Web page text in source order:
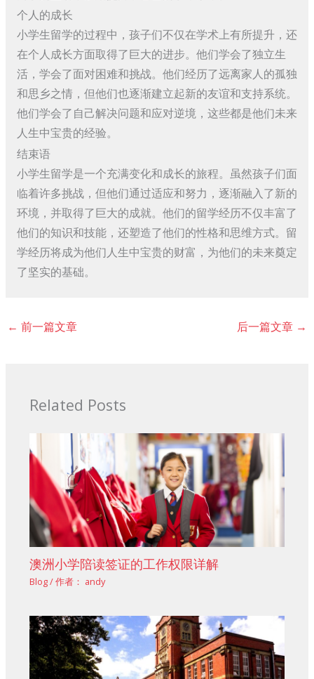
个人的成长
小学生留学的过程中，孩子们不仅在学术上有所提升，还
在个人成长方面取得了巨大的进步。他们学会了独立生
活，学会了面对困难和挑战。他们经历了远离家人的孤独
和思乡之情，但他们也逐渐建立起新的友谊和支持系统。
他们学会了自己解决问题和应对逆境，这些都是他们未来
人生中宝贵的经验。
结束语
小学生留学是一个充满变化和成长的旅程。虽然孩子们面
临着许多挑战，但他们通过适应和努力，逐渐融入了新的
环境，并取得了巨大的成就。他们的留学经历不仅丰富了
他们的知识和技能，还塑造了他们的性格和思维方式。留
学经历将成为他们人生中宝贵的财富，为他们的未来奠定
了坚实的基础。
← 前一篇文章 后一篇文章 →
Related Posts
澳洲小学陪读签证的工作权限详解
Blog/ 作者： andy